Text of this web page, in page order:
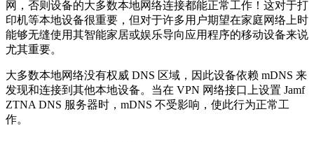
网，否则设备的大多数本地网络连接都能正常工作！这对于打
印机等本地设备很重要，但对于许多用户期望在家庭网络上时
能够无缝使用其智能家居或娱乐导向应用程序的移动设备来说
尤其重要。
大多数本地网络没有权威 DNS 区域，因此设备依赖 mDNS 来
发现和连接到其他本地设备。当在 VPN 网络接口上设置 Jamf
ZTNA DNS 服务器时，mDNS 不受影响，使此行为正常工
作。